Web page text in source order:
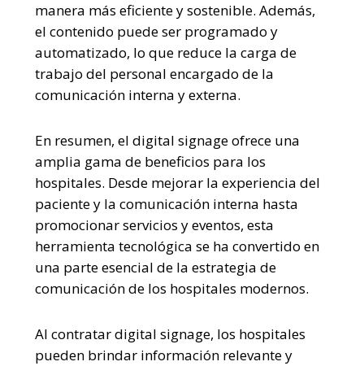
manera más eficiente y sostenible. Además,
el contenido puede ser programado y
automatizado, lo que reduce la carga de
trabajo del personal encargado de la
comunicación interna y externa.
En resumen, el digital signage ofrece una
amplia gama de beneficios para los
hospitales. Desde mejorar la experiencia del
paciente y la comunicación interna hasta
promocionar servicios y eventos, esta
herramienta tecnológica se ha convertido en
una parte esencial de la estrategia de
comunicación de los hospitales modernos.
Al contratar digital signage, los hospitales
pueden brindar información relevante y